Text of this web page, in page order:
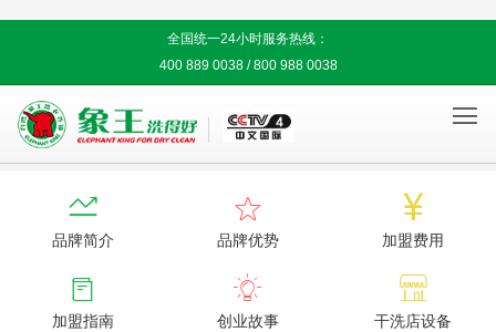
全国统一24小时服务热线：
400 889 0038 / 800 988 0038


品牌简介

品牌优势

加盟费用

加盟指南

创业故事

干洗店设备